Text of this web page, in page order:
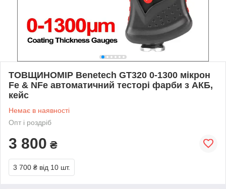
ТОВЩИНОМІР Benetech GT320 0-1300 мікрон
Fe & NFe автоматичний тесторі фарби з АКБ,
кейс
Немає в наявності
Опт і роздріб
3 800 ₴
3 700 ₴ від 10 шт.